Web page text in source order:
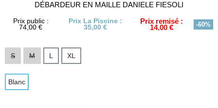
DÉBARDEUR EN MAILLE DANIELE FIESOLI
Prix public :
74,00 €
Prix La Piscine :
35,00 €
Prix remisé :
14,00 € -60%
S M L XL
Blanc